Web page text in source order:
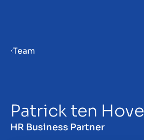
Prodaja poduzeća
Team
Patrick ten Hove
HR Business Partner